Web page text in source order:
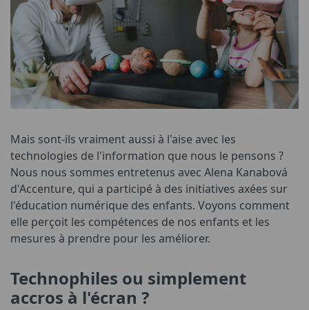
Mais sont-ils vraiment aussi à l'aise avec les
technologies de l'information que nous le pensons ?
Nous nous sommes entretenus avec Alena Kanabová
d'Accenture, qui a participé à des initiatives axées sur
l'éducation numérique des enfants. Voyons comment
elle perçoit les compétences de nos enfants et les
mesures à prendre pour les améliorer.
Technophiles ou simplement
accros à l'écran ?